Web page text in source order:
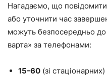
Нагадаємо, що
або уточнити час
можуть безпосередньо
варта» за телефонами:
15-60 (зі стаціонарних)